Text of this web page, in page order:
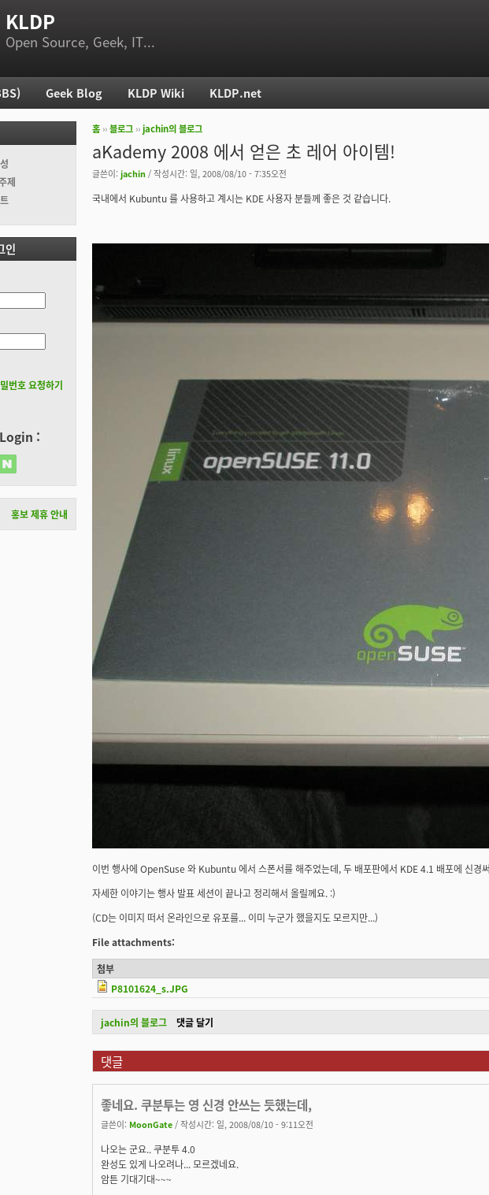
KLDP
Open Source, Geek, IT...
현재 위치
홈 ››블로그 ›› jachin의 블로그
aKademy 2008 에서 얻은 초 레어 아이템!
글쓴이: jachin / 작성시간: 일, 2008/08/10 - 7:35오전
국내에서 Kubuntu 를 사용하고 계시는 KDE 사용자 분들께 좋은 것 같습니다.
이번 행사에 OpenSuse 와 Kubuntu 에서 스폰서를 해주었는데, 두 배포판에서 KDE 4.1 배포에 신경
자세한 이야기는 행사 발표 세션이 끝나고 정리해서 올릴께요. :)
(CD는 이미지 떠서 온라인으로 유포를... 이미 누군가 했을지도 모르지만...)
File attachments:
첨부
P8101624_s.JPG
jachin의 블로그 댓글 달기
댓글
좋네요. 쿠분투는 영 신경 안쓰는 듯했는데,
글쓴이: MoonGate / 작성시간: 일, 2008/08/10 - 9:11오전
나오는 군요.. 쿠분투 4.0
완성도 있게 나오려나... 모르겠네요.
암튼 기대기대~~~
Geek Blog KLDP Wiki KLDP.net
제
인
번호 요청하기
:
with GitHub
Login with Naver
홍보 제휴 안내